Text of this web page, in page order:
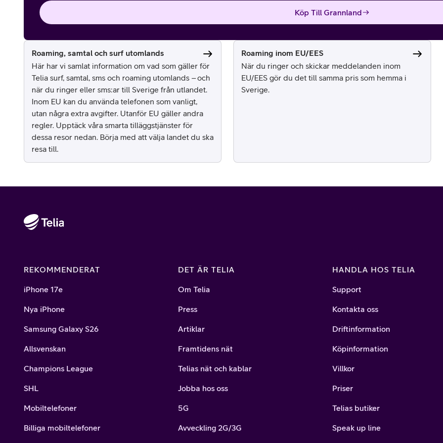
Köp Till Grannland
Roaming, samtal och surf utomlands
Här har vi samlat information om vad som gäller för
Telia surf, samtal, sms och roaming utomlands – och
när du ringer eller sms:ar till Sverige från utlandet.
Inom EU kan du använda telefonen som vanligt,
utan några extra avgifter. Utanför EU gäller andra
regler. Upptäck våra smarta tilläggstjänster för
dessa resor nedan. Börja med att välja landet du ska
resa till.
Roaming inom EU/EES
När du ringer och skickar meddelanden inom
EU/EES gör du det till samma pris som hemma i
Sverige.
REKOMMENDERAT
iPhone 17e
Nya iPhone
Samsung Galaxy S26
Allsvenskan
Champions League
SHL
Mobiltelefoner
Billiga mobiltelefoner
DET ÄR TELIA
Om Telia
Press
Artiklar
Framtidens nät
Telias nät och kablar
Jobba hos oss
5G
Avveckling 2G/3G
HANDLA HOS TELIA
Support
Kontakta oss
Driftinformation
Köpinformation
Villkor
Priser
Telias butiker
Speak up line